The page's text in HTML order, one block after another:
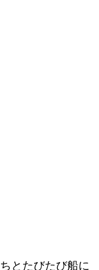
とたびたび船に